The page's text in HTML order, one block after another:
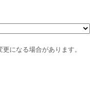
になる場合があります。